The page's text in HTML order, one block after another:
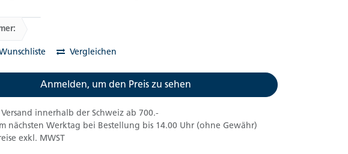
Vergleichen
Anmelden, um den Preis zu sehen
innerhalb der Schweiz ab 700.-
nächsten Werktag bei Bestellung bis 14.00 Uhr (ohne Gewähr)
exkl. MWST